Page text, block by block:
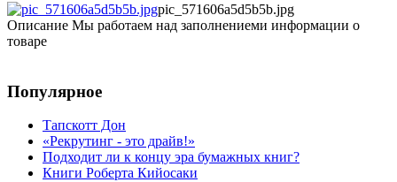
pic_571606a5d5b5b.jpg
Описание Мы работаем над заполнениеми информации о
товаре
Популярное
Тапскотт Дон
«Рекрутинг - это драйв!»
Подходит ли к концу эра бумажных книг?
Книги Роберта Кийосаки